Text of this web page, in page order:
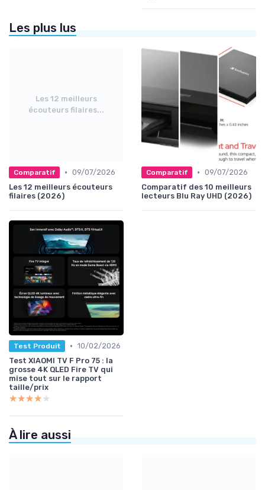
Les plus lus
Les 12 meilleurs
écouteurs filaires...
Comparatif • 09/07/2026
Les 12 meilleurs écouteurs
filaires (2026)
Comparatif • 09/07/2026
Comparatif des 10 meilleurs
lecteurs Blu Ray UHD (2026)
Test Produit • 10/02/2026
Test XIAOMI TV F Pro 75 : la
grosse 4K QLED Fire TV qui
mise tout sur le rapport
taille/prix
★★★★★
★★★★★
À lire aussi